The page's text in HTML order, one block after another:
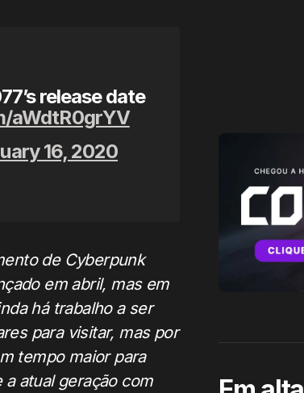
release date
aWdtR0grYV
16, 2020
de Cyberpunk
em abril, mas em
há trabalho a ser
para visitar, mas por
tempo maior para
atual geração com